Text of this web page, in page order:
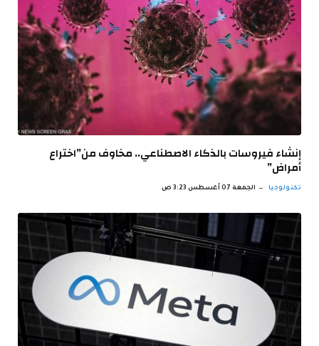
إنشاء فيروسات بالذكاء الاصطناعي.. مخاوف من”اختراع
أمراض”
تكنولوجيا الجمعة 07 أغسطس 3:23 ص